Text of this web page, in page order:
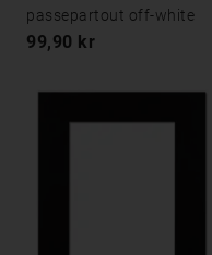
passepartout off-white
99,90 kr